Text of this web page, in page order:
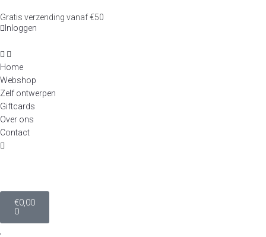
Gratis verzending vanaf €50
Inloggen
Home
Webshop
Zelf ontwerpen
Giftcards
Over ons
Contact
€0,00
0